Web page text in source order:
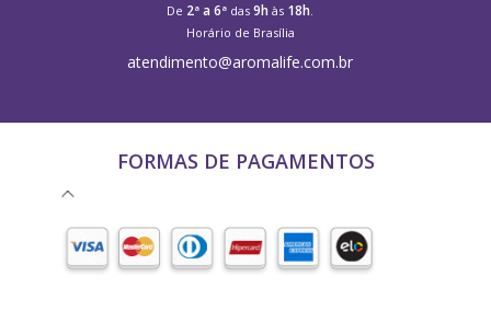
De 2ª a 6ª das 9h às 18h.
Horário de Brasília
atendimento@aromalife.com.br
FORMAS DE PAGAMENTOS